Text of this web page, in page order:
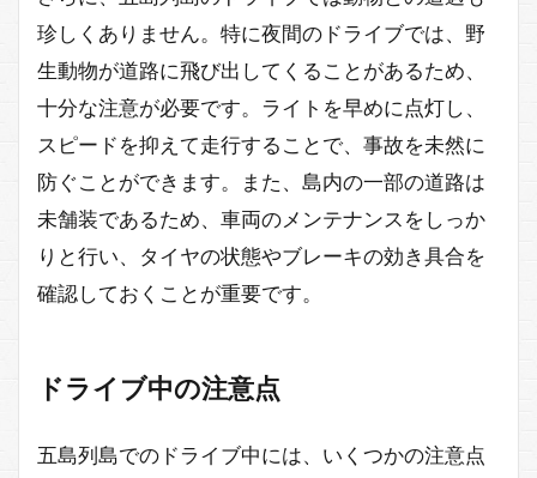
珍しくありません。特に夜間のドライブでは、野
生動物が道路に飛び出してくることがあるため、
十分な注意が必要です。ライトを早めに点灯し、
スピードを抑えて走行することで、事故を未然に
防ぐことができます。また、島内の一部の道路は
未舗装であるため、車両のメンテナンスをしっか
りと行い、タイヤの状態やブレーキの効き具合を
確認しておくことが重要です。
ドライブ中の注意点
五島列島でのドライブ中には、いくつかの注意点